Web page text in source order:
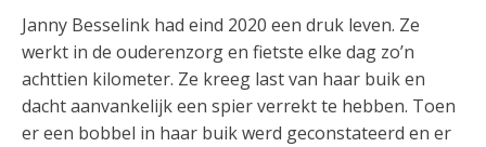
Janny Besselink had eind 2020 een druk leven. Ze
werkt in de ouderenzorg en fietste elke dag zo’n
achttien kilometer. Ze kreeg last van haar buik en
dacht aanvankelijk een spier verrekt te hebben. Toen
er een bobbel in haar buik werd geconstateerd en er